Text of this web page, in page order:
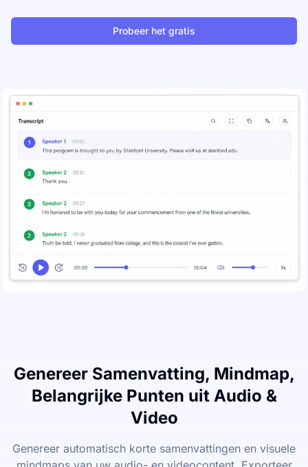
Probeer het gratis
Genereer Samenvatting, Mindmap,
Belangrijke Punten uit Audio &
Video
Genereer automatisch korte samenvattingen en visuele